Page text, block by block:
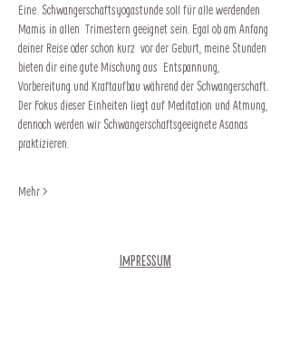
Eine  Schwangerschaftsyogastunde soll für alle werdenden
Mamis in allen  Trimestern geeignet sein. Egal ob am Anfang
deiner Reise oder schon kurz  vor der Geburt, meine Stunden
bieten dir eine gute Mischung aus  Entspannung,
Vorbereitung und Kraftaufbau während der Schwangerschaft.
Der Fokus dieser Einheiten liegt auf Meditation und Atmung,
dennoch werden wir Schwangerschaftsgeeignete Asanas
praktizieren.
Mehr >
Impressum